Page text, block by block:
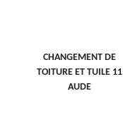
CHANGEMENT DE
TOITURE ET TUILE 11
AUDE